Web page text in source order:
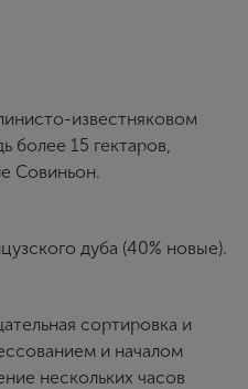
известняковом
более 15 гектаров,
Совиньон.
дуба (40% новые).
сортировка и
и началом
нескольких часов